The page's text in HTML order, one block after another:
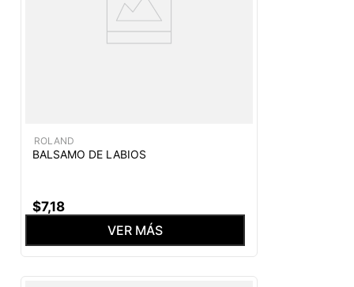
ROLAND
BALSAMO DE LABIOS
$7,18
VER MÁS